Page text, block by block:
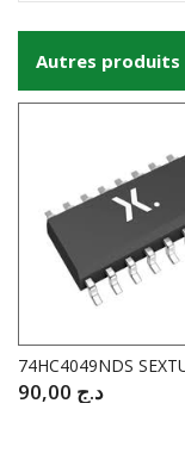
Autres produits
د.ج